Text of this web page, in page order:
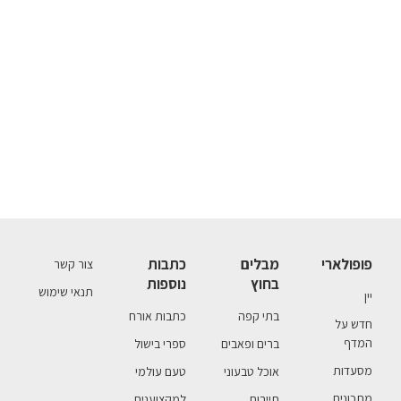
פופולארי
יין
חדש על
המדף
מסעדות
מבלים
בחוץ
בתי קפה
ברים ופאבים
אוכל טבעוני
כתבות
נוספות
כתבות אורח
ספרי בישול
טעם עולמי
צור קשר
תנאי שימוש